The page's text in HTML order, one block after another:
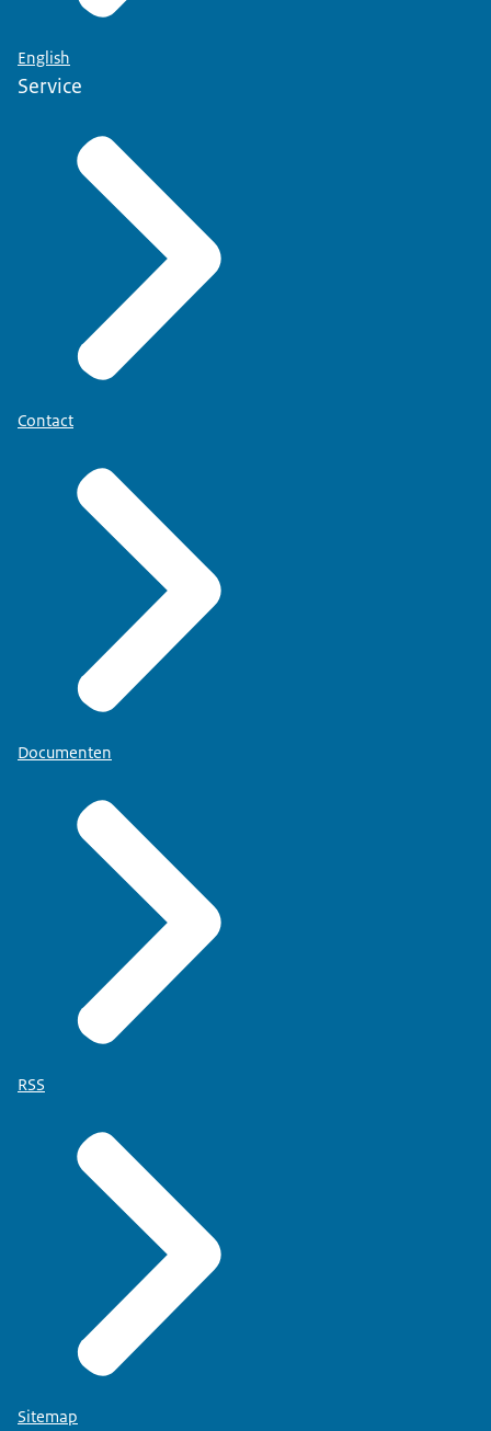
English
Service
Contact
Documenten
RSS
Sitemap